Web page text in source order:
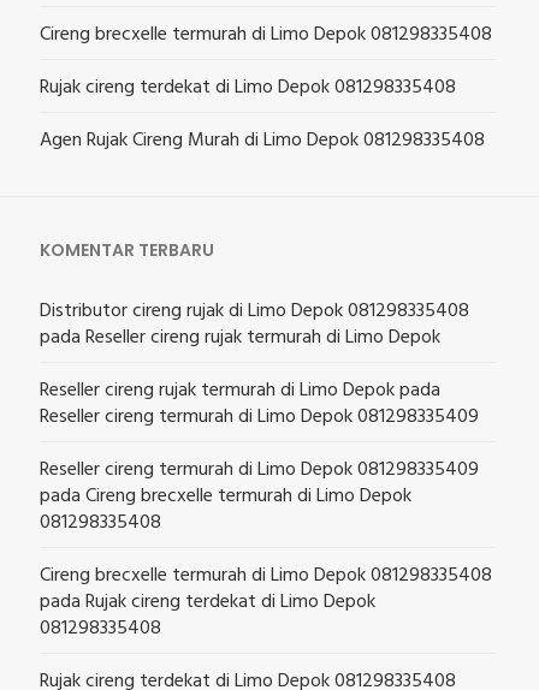
Cireng brecxelle termurah di Limo Depok 081298335408
Rujak cireng terdekat di Limo Depok 081298335408
Agen Rujak Cireng Murah di Limo Depok 081298335408
KOMENTAR TERBARU
Distributor cireng rujak di Limo Depok 081298335408
padaReseller cireng rujak termurah di Limo Depok
Reseller cireng rujak termurah di Limo Depokpada
Reseller cireng termurah di Limo Depok 081298335409
Reseller cireng termurah di Limo Depok 081298335409
padaCireng brecxelle termurah di Limo Depok
081298335408
Cireng brecxelle termurah di Limo Depok 081298335408
padaRujak cireng terdekat di Limo Depok
081298335408
Rujak cireng terdekat di Limo Depok 081298335408